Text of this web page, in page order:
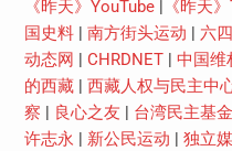
《昨天》YouTube| 《昨天
国史料| 南方街头运动 六
动态网
CHRDNET| 中国维
的西藏| 西藏人权与民主中
察
良心之友 台湾民主基
许志永
新公民运动 独立